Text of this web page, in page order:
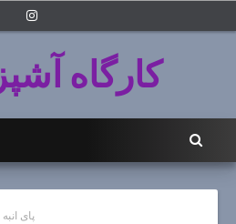
کارگاه
پای